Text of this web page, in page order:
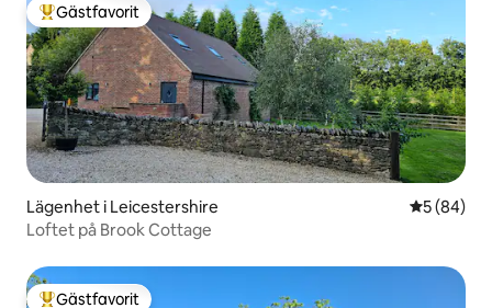
Populär gästfavorit
Gästfavorit
Lägenhet i Leicestershire 5 av 5 i
5 (84)
Loftet på Brook Cottage
Gästfavorit